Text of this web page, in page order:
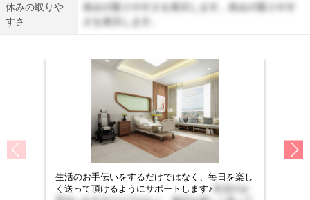
休みの取りや
すさ
休みの取りやすさを表示します。休みの取りやす
さを表示します。
生活のお手伝いをするだけではなく、毎日を楽し
く送って頂けるようにサポートします♪ 生活のお